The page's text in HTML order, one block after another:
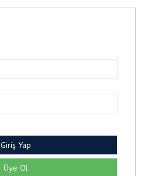
Giriş Yap
Üye Ol